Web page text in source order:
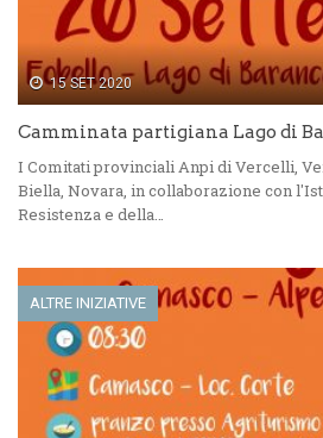
15 SET 2020
Camminata partigiana Lago di
I Comitati provinciali Anpi di Vercelli,
Biella, Novara, in collaborazione con
Resistenza e della…
ALTRE INIZIATIVE